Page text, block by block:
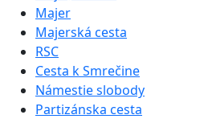
Majer
Majerská cesta
RSC
Cesta k Smrečine
Námestie slobody
Partizánska cesta